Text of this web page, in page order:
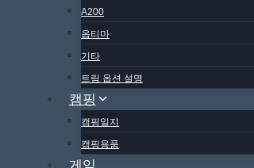
A200
옵티마
기타
트림 옵션 설명
캠핑
캠핑일지
캠핑용품